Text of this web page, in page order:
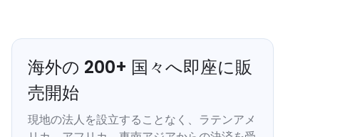
海外の 200+ 国々へ即座に販
売開始
現地の法人を設立することなく、ラテンアメ